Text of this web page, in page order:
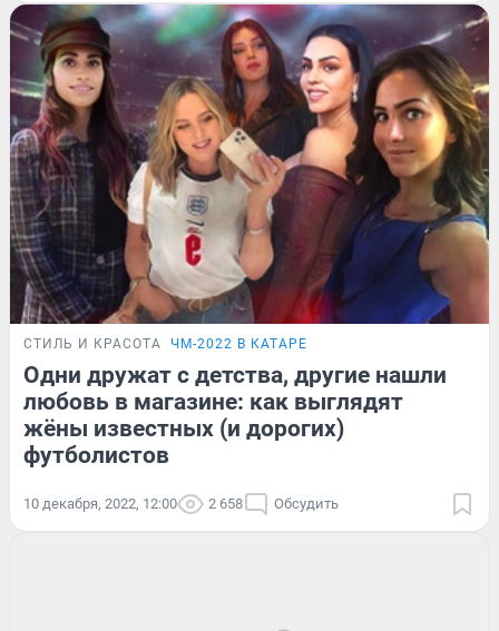
СТИЛЬ И КРАСОТА ЧМ-2022 В КАТАРЕ
Одни дружат с детства, другие нашли
любовь в магазине: как выглядят
жёны известных (и дорогих)
футболистов
10 декабря, 2022, 12:00 2 658 Обсудить